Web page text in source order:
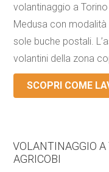
volantinaggio a
Medusa con modalità
sole buche postali.
volantini della zona
SCOPRI COME
VOLANTINAGGIO A
AGRICOBI